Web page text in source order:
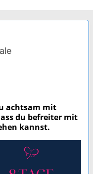
achtsam mit
du befreiter mit
kannst.